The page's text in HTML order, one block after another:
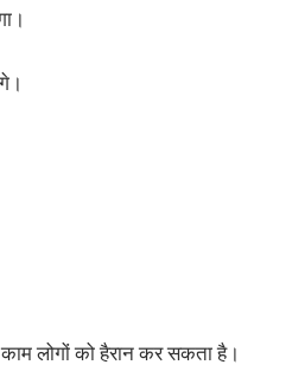
लोगों को हैरान कर सकता है।